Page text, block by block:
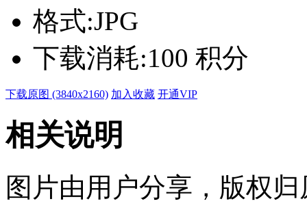
格式:JPG
下载消耗:100 积分
下载原图 (3840x2160) 加入收藏 开通VIP
相关说明
图片由用户分享，版权